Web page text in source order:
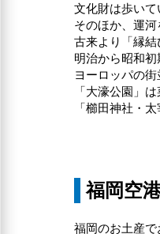
文化財は歩いて
そのほか、運
古来より「縁結
明治から昭和
ヨーロッパの
「大濠公園」
「櫛田神社・
福岡空
福岡のお土産で